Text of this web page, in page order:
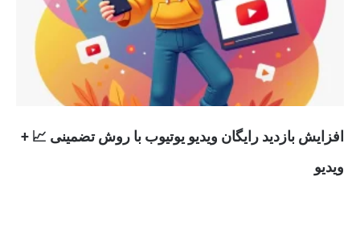
افزایش بازدید رایگان ویدیو یوتیوب با روش تضمینی 📈 +
ویدیو